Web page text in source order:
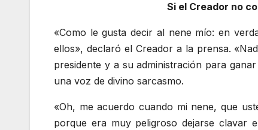
Si el Creador no
«Como le gusta decir al nene mío: en
ellos», declaró el Creador a la prensa.
presidente y a su administración para
una voz de divino sarcasmo.
«Oh, me acuerdo cuando mi nene, que
porque era muy peligroso dejarse clavar